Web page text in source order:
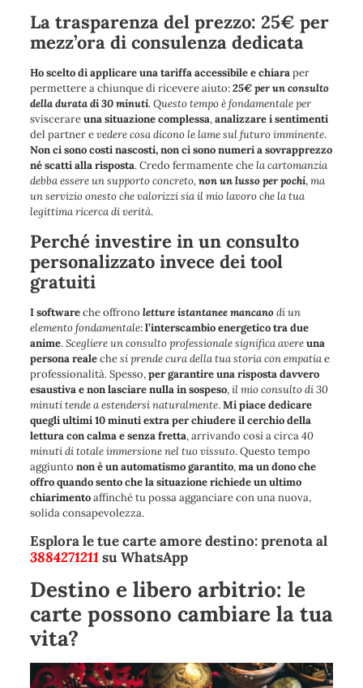
La trasparenzadel prezzo: 25€ per
mezz’ora di consulenza dedicata
Ho scelto di applicare una tariffa accessibile e chiaraper
permettere a chiunque di ricevere aiuto:25€ per un consulto
della durata di 30 minuti.Questo tempo è fondamentale per
sviscerareuna situazione complessa,analizzare i sentimenti
del partner evedere cosa dicono le lame sul futuroimminente.
Non ci sono costi nascosti, non ci sono numeri a sovrapprezzo
né scatti alla risposta. Credo fermamente chela cartomanzia
debba essere un supporto concreto, non un lusso per pochi,ma
un servizio onesto che valorizzi sia il mio lavoro che la tua
legittima ricerca di verità.
Perché investire in un consulto
personalizzato invece dei tool
gratuiti
I softwareche offrono letture istantaneemancanodi un
elemento fondamentale:l’interscambio energetico tra due
anime.Scegliere un consulto professionale significa avereuna
persona realechesi prende cura della tua storia con empatiae
professionalità. Spesso,per garantire una risposta davvero
esaustiva e non lasciare nulla in sospeso,il mio consulto di 30
minuti tende a estendersi naturalmente.Mi piace dedicare
quegli ultimi 10 minuti extra per chiudere il cerchio della
lettura con calma e senza fretta, arrivando così a circa40
minuti di totale immersione nel tuo vissuto. Questo tempo
aggiunto non è un automatismo garantito,ma un dono che
offro quando sento che la situazione richiede un ultimo
chiarimentoaffinché tu possa agganciare con una nuova,
solida consapevolezza.
Esplora le tue carte amore destino: prenota al
3884271211 su WhatsApp
Destino e libero arbitrio: le
carte possono cambiare la tua
vita?